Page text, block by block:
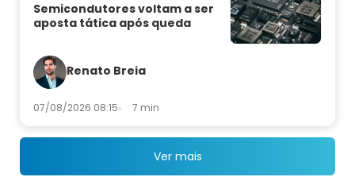
Semicondutores voltam a ser
aposta tática após queda
Renato Breia
07/08/2026 08:15 7 min
Ver mais